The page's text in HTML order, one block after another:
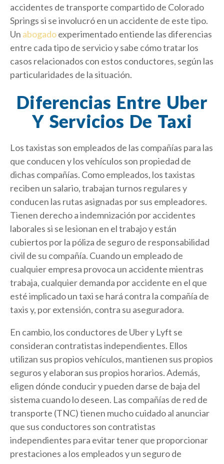
accidentes de transporte compartido de Colorado
Springs si se involucró en un accidente de este tipo.
Un abogadoexperimentado entiende las diferencias
entre cada tipo de servicio y sabe cómo tratar los
casos relacionados con estos conductores, según las
particularidades de la situación.
Diferencias Entre Uber
Y Servicios De Taxi
Los taxistas son empleados de las compañías para las
que conducen y los vehículos son propiedad de
dichas compañías. Como empleados, los taxistas
reciben un salario, trabajan turnos regulares y
conducen las rutas asignadas por sus empleadores.
Tienen derecho a indemnización por accidentes
laborales si se lesionan en el trabajo y están
cubiertos por la póliza de seguro de responsabilidad
civil de su compañía. Cuando un empleado de
cualquier empresa provoca un accidente mientras
trabaja, cualquier demanda por accidente en el que
esté implicado un taxi se hará contra la compañía de
taxis y, por extensión, contra su aseguradora.
En cambio, los conductores de Uber y Lyft se
consideran contratistas independientes. Ellos
utilizan sus propios vehículos, mantienen sus propios
seguros y elaboran sus propios horarios. Además,
eligen dónde conducir y pueden darse de baja del
sistema cuando lo deseen. Las compañías de red de
transporte (TNC) tienen mucho cuidado al anunciar
que sus conductores son contratistas
independientes para evitar tener que proporcionar
prestaciones a los empleados y un seguro de